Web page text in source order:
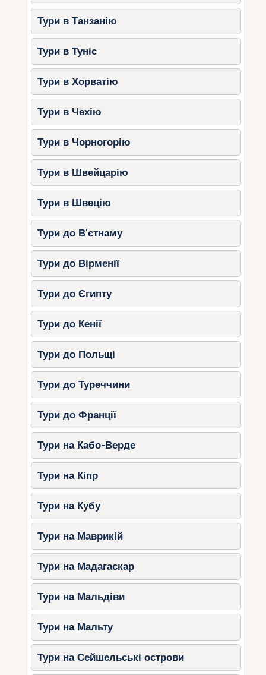
Тури в Танзанію
Тури в Туніс
Тури в Хорватію
Тури в Чехію
Тури в Чорногорію
Тури в Швейцарію
Тури в Швецію
Тури до В’єтнаму
Тури до Вірменії
Тури до Єгипту
Тури до Кенії
Тури до Польщі
Тури до Туреччини
Тури до Франції
Тури на Кабо-Верде
Тури на Кіпр
Тури на Кубу
Тури на Маврикій
Тури на Мадагаскар
Тури на Мальдіви
Тури на Мальту
Тури на Сейшельські острови